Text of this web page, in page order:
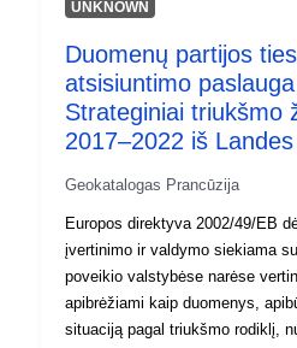
naudojami bazinėms linijoms ir
kuriose reikia geriau valdyti
UNKNOWN
Duomenų partijos
atsisiuntimo
Strateginiai triukšmo
2017–2022 iš
Geokatalogas Prancūzija
Europos direktyva 2002/49/EB
įvertinimo ir valdymo siekiama
poveikio valstybėse narėse
apibrėžiami kaip duomenys,
situaciją pagal triukšmo rodiklį,